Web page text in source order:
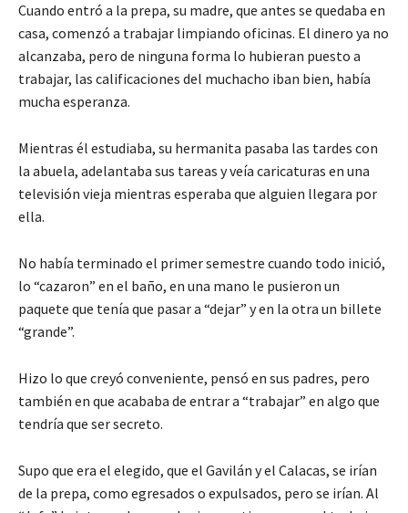
Cuando entró a la prepa, su madre, que antes se quedaba en
casa, comenzó a trabajar limpiando oficinas. El dinero ya no
alcanzaba, pero de ninguna forma lo hubieran puesto a
trabajar, las calificaciones del muchacho iban bien, había
mucha esperanza.
Mientras él estudiaba, su hermanita pasaba las tardes con
la abuela, adelantaba sus tareas y veía caricaturas en una
televisión vieja mientras esperaba que alguien llegara por
ella.
No había terminado el primer semestre cuando todo inició,
lo “cazaron” en el baño, en una mano le pusieron un
paquete que tenía que pasar a “dejar” y en la otra un billete
“grande”.
Hizo lo que creyó conveniente, pensó en sus padres, pero
también en que acababa de entrar a “trabajar” en algo que
tendría que ser secreto.
Supo que era el elegido, que el Gavilán y el Calacas, se irían
de la prepa, como egresados o expulsados, pero se irían. Al